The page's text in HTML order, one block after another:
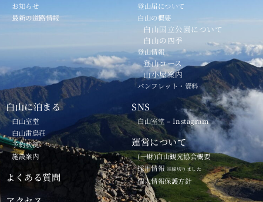
お知らせ
最新の道路情報
登山届について
白山の概要
白山国立公園について
白山の四季
登山情報
登山コース
山小屋案内
パンフレット・資料
白山に泊まる
白山室堂
白山雷鳥荘
予約状況
施設案内
よくある質問
SNS
白山室堂 – Instagram
運営について
(一財)白山観光協会概要
採用情報※締切りました
個人情報保護方針